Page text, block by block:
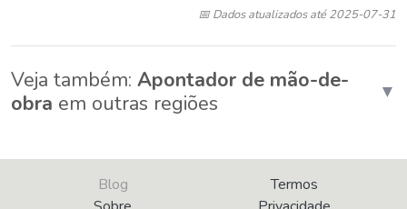
📅 Dados atualizados até 2025-07-31
Veja também: Apontador de mão-de-
obra em outras regiões ▼
Blog
Termos